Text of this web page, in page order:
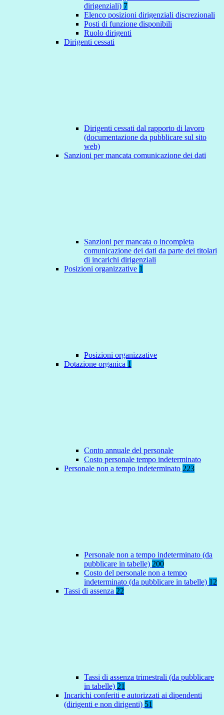
dirigenziali) 7
Elenco posizioni dirigenziali discrezionali
Posti di funzione disponibili
Ruolo dirigenti
Dirigenti cessati
Dirigenti cessati dal rapporto di lavoro
(documentazione da pubblicare sul sito
web)
Sanzioni per mancata comunicazione dei dati
Sanzioni per mancata o incompleta
comunicazione dei dati da parte dei titolari
di incarichi dirigenziali
Posizioni organizzative 1
Posizioni organizzative
Dotazione organica 1
Conto annuale del personale
Costo personale tempo indeterminato
Personale non a tempo indeterminato 223
Personale non a tempo indeterminato (da
pubblicare in tabelle) 200
Costo del personale non a tempo
indeterminato (da pubblicare in tabelle) 12
Tassi di assenza 22
Tassi di assenza trimestrali (da pubblicare
in tabelle) 21
Incarichi conferiti e autorizzati ai dipendenti
(dirigenti e non dirigenti) 51